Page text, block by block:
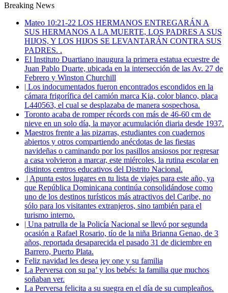
Breaking News
Mateo 10:21-22 LOS HERMANOS ENTREGARÁN A
SUS HERMANOS A LA MUERTE, LOS PADRES A SUS
HIJOS, Y LOS HIJOS SE LEVANTARÁN CONTRA SUS
PADRES. .
El Instituto Duartiano inaugura la primera estatua ecuestre de
Juan Pablo Duarte, ubicada en la intersección de las Av. 27 de
Febrero y Winston Churchill
| Los indocumentados fueron encontrados escondidos en la
cámara frigorífica del camión marca Kia, color blanco, placa
L440563, el cual se desplazaba de manera sospechosa.
Toronto acaba de romper récords con más de 46-60 cm de
nieve en un solo día, la mayor acumulación diaria desde 1937.
Maestros frente a las pizarras, estudiantes con cuadernos
abiertos y otros compartiendo anécdotas de las fiestas
navideñas o caminando por los pasillos ansiosos por regresar
a casa volvieron a marcar, este miércoles, la rutina escolar en
distintos centros educativos del Distrito Nacional.
| Apunta estos lugares en tu lista de viajes para este año, ya
que República Dominicana continúa consolidándose como
uno de los destinos turísticos más atractivos del Caribe, no
sólo para los visitantes extranjeros, sino también para el
turismo interno.
| Una patrulla de la Policía Nacional se llevó por segunda
ocasión a Rafael Rosario, tío de la niña Brianna Genao, de 3
años, reportada desaparecida el pasado 31 de diciembre en
Barrero, Puerto Plata.
Feliz navidad les desea jey one y su familia
La Perversa con su pa’ y los bebés: la familia que muchos
soñaban ver.
La Perversa felicita a su suegra en el día de su cumpleaños.